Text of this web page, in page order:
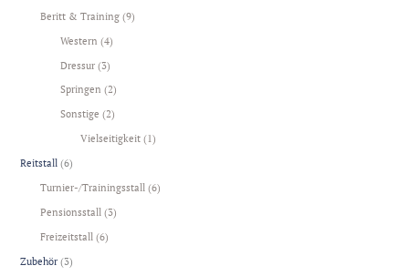
Beritt & Training (9)
Western (4)
Dressur (3)
Springen (2)
Sonstige (2)
Vielseitigkeit(1)
Reitstall (6)
Turnier-/Trainingsstall (6)
Pensionsstall (3)
Freizeitstall (6)
Zubehör (3)